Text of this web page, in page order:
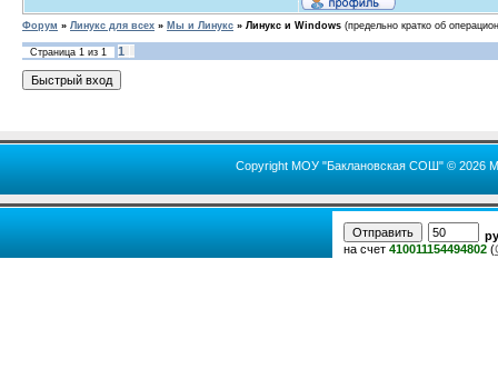
Форум » Линукс для всех » Мы и Линукс » Линукс и Windows (предельно кратко об
Страница 1 из 1 1
Copyright МОУ "Баклановская СОШ" © 2026
на счет 410011154494802 (